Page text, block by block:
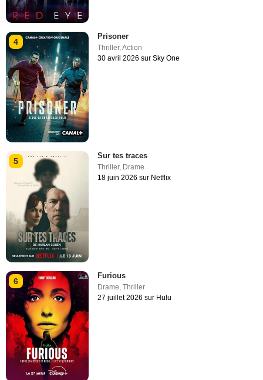
4
Prisoner
Thriller,Action
30 avril 2026 sur Sky One
5
Sur tes traces
Thriller, Drame
18 juin 2026 sur Netflix
6
Furious
Drame ,Thriller
27 juillet 2026 sur Hulu